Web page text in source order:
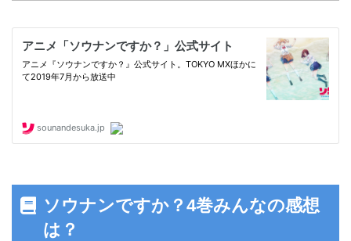
ソウナンですか？4巻みんなの感想
は？